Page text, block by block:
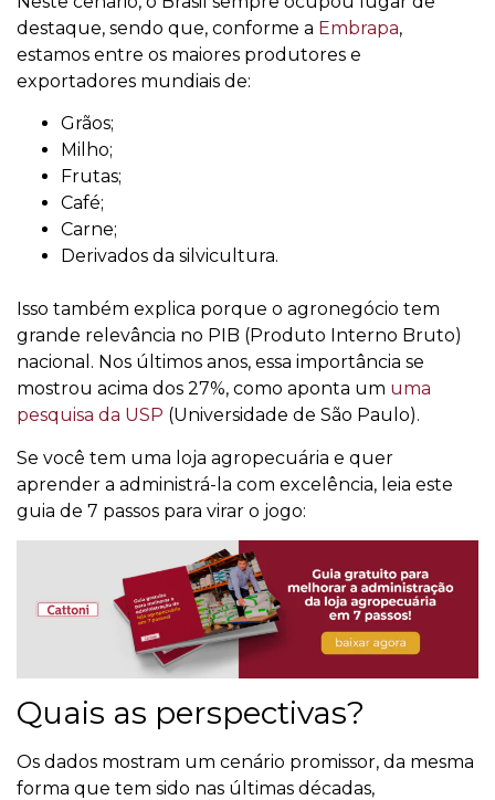
destaque, sendo que, conforme a Embrapa,
estamos entre os maiores produtores e
exportadores mundiais de:
Grãos;
Milho;
Frutas;
Café;
Carne;
Derivados da silvicultura.
Isso também explica porque o agronegócio tem
grande relevância no PIB (Produto Interno Bruto)
nacional. Nos últimos anos, essa importância se
mostrou acima dos 27%, como aponta um uma
pesquisa da USP (Universidade de São Paulo).
Se você tem uma loja agropecuária e quer
aprender a administrá-la com excelência, leia este
guia de 7 passos para virar o jogo:
Quais as perspectivas?
Os dados mostram um cenário promissor, da mesma
forma que tem sido nas últimas décadas,